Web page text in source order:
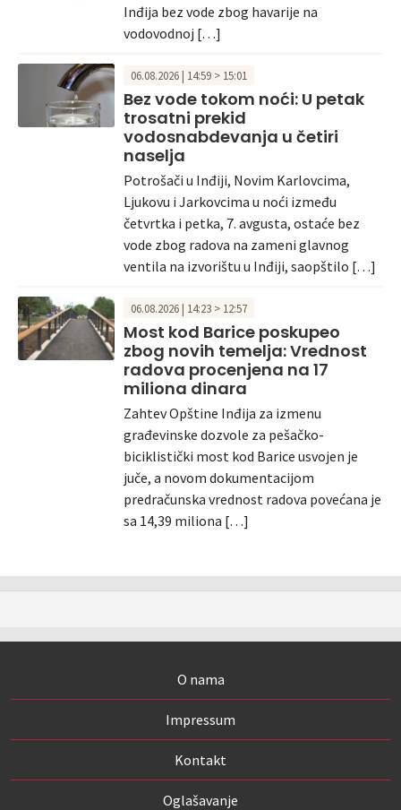
Inđija bez vode zbog havarije na
vodovodnoj […]
06.08.2026 | 14:59 > 15:01
Bez vode tokom noći: U petak
trosatni prekid
vodosnabdevanja u četiri
naselja
Potrošači u Inđiji, Novim Karlovcima,
Ljukovu i Jarkovcima u noći između
četvrtka i petka, 7. avgusta, ostaće bez
vode zbog radova na zameni glavnog
ventila na izvorištu u Inđiji, saopštilo […]
06.08.2026 | 14:23 > 12:57
Most kod Barice poskupeo
zbog novih temelja: Vrednost
radova procenjena na 17
miliona dinara
Zahtev Opštine Inđija za izmenu
građevinske dozvole za pešačko-
biciklistički most kod Barice usvojen je
juče, a novom dokumentacijom
predračunska vrednost radova povećana je
sa 14,39 miliona […]
O nama
Impressum
Kontakt
Oglašavanje